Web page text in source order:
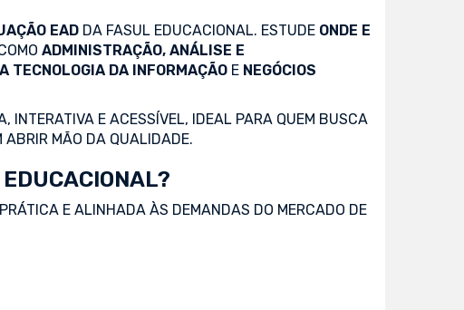
EAD DA FASUL EDUCACIONAL. ESTUDE ONDE E
ADMINISTRAÇÃO, ANÁLISE E
TECNOLOGIA DA INFORMAÇÃO E NEGÓCIOS
INTERATIVA E ACESSÍVEL, IDEAL PARA QUEM BUSCA
ABRIR MÃO DA QUALIDADE.
EDUCACIONAL?
E ALINHADA ÀS DEMANDAS DO MERCADO DE